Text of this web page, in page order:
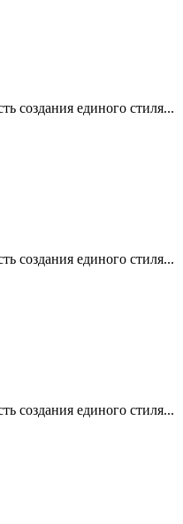
создания единого стиля...
создания единого стиля...
создания единого стиля...